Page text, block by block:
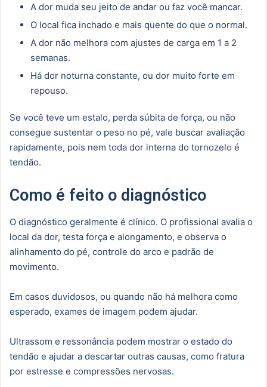
A dor muda seu jeito de andar ou faz você mancar.
O local fica inchado e mais quente do que o normal.
A dor não melhora com ajustes de carga em 1 a 2
semanas.
Há dor noturna constante, ou dor muito forte em
repouso.
Se você teve um estalo, perda súbita de força, ou não
consegue sustentar o peso no pé, vale buscar avaliação
rapidamente, pois nem toda dor interna do tornozelo é
tendão.
Como é feito o diagnóstico
O diagnóstico geralmente é clínico. O profissional avalia o
local da dor, testa força e alongamento, e observa o
alinhamento do pé, controle do arco e padrão de
movimento.
Em casos duvidosos, ou quando não há melhora como
esperado, exames de imagem podem ajudar.
Ultrassom e ressonância podem mostrar o estado do
tendão e ajudar a descartar outras causas, como fratura
por estresse e compressões nervosas.